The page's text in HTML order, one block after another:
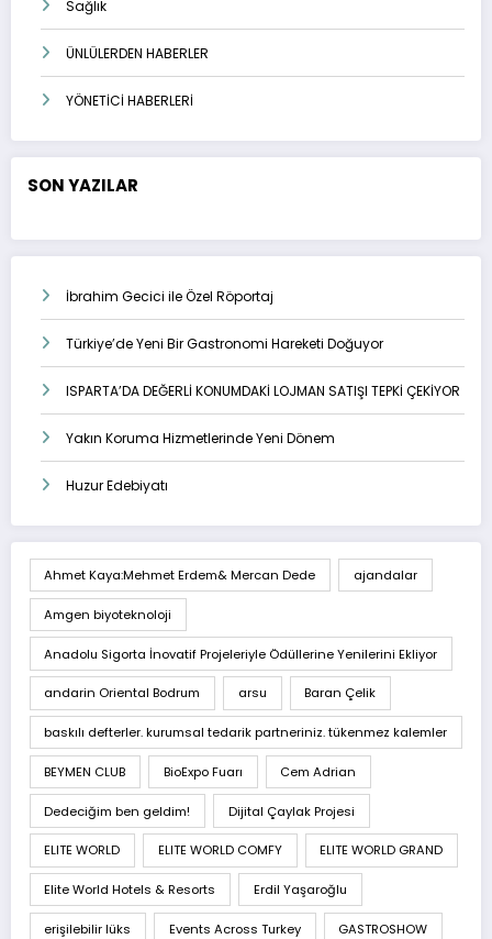
Sağlık
ÜNLÜLERDEN HABERLER
YÖNETİCİ HABERLERİ
SON YAZILAR
İbrahim Gecici ile Özel Röportaj
Türkiye’de Yeni Bir Gastronomi Hareketi Doğuyor
ISPARTA’DA DEĞERLİ KONUMDAKİ LOJMAN SATIŞI TEPKİ ÇEKİYOR
Yakın Koruma Hizmetlerinde Yeni Dönem
Huzur Edebiyatı
Ahmet Kaya:Mehmet Erdem& Mercan Dede ajandalar
Amgen biyoteknoloji
Anadolu Sigorta İnovatif Projeleriyle Ödüllerine Yenilerini Ekliyor
andarin Oriental Bodrum arsu Baran Çelik
baskılı defterler. kurumsal tedarik partneriniz. tükenmez kalemler
BEYMEN CLUB BioExpo Fuarı Cem Adrian
Dedeciğim ben geldim! Dijital Çaylak Projesi
ELITE WORLD ELITE WORLD COMFY ELITE WORLD GRAND
Elite World Hotels & Resorts Erdil Yaşaroğlu
erişilebilir lüks Events Across Turkey GASTROSHOW